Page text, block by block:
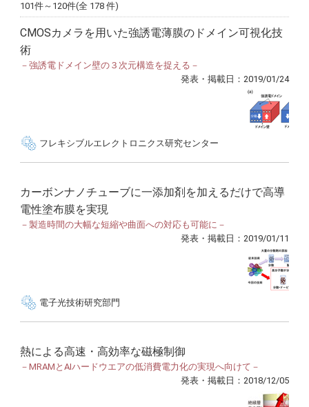
101件～120件(全 178 件)
CMOSカメラを用いた強誘電薄膜のドメイン可視化技
術
－強誘電ドメイン壁の３次元構造を捉える－
発表・掲載日：2019/01/24
フレキシブルエレクトロニクス研究センター
カーボンナノチューブに一添加剤を加えるだけで高導
電性塗布膜を実現
－製造時間の大幅な短縮や曲面への対応も可能に－
発表・掲載日：2019/01/11
電子光技術研究部門
熱による高速・高効率な磁極制御
－MRAMとAIハードウエアの低消費電力化の実現へ向けて－
発表・掲載日：2018/12/05